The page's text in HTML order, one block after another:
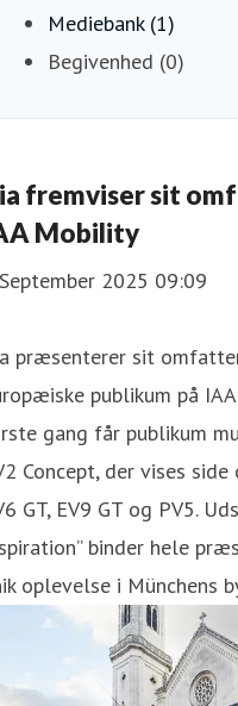
Mediebank (1)
Begivenhed (0)
fremviser sit
Mobility
2025 09:09
præsenterer sit
publikum på
gang får publikum
Concept, der vises
GT, EV9 GT og PV5.
binder hele
oplevelse i Münchens